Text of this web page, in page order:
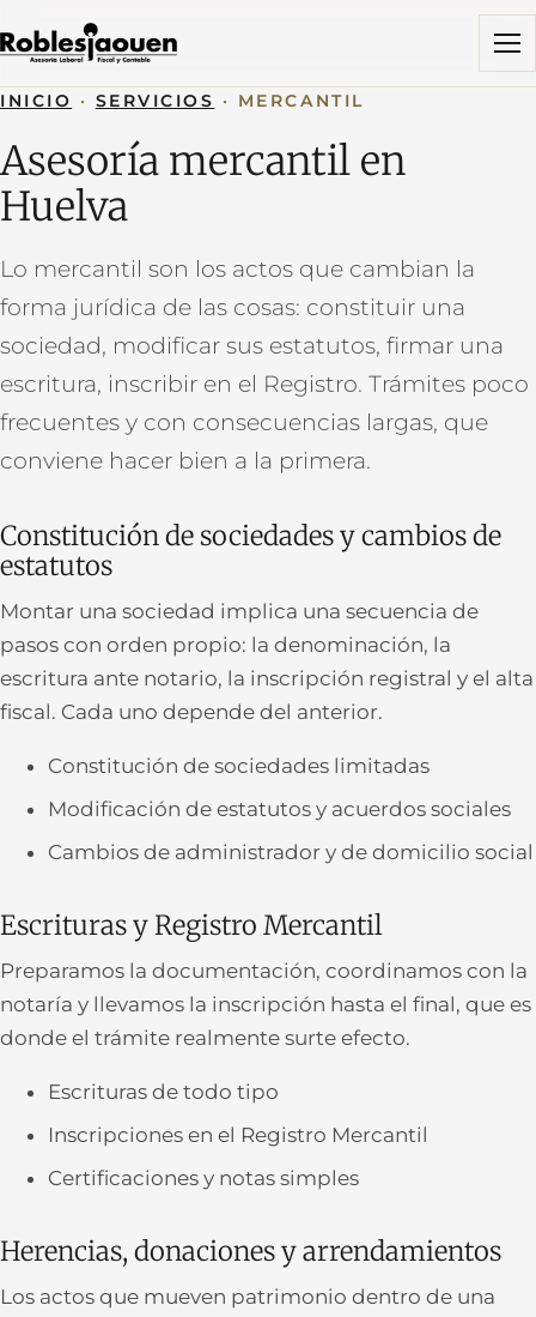
INICIO · SERVICIOS · MERCANTIL
Asesoría mercantil en
Huelva
Lo mercantil son los actos que cambian la
forma jurídica de las cosas: constituir una
sociedad, modificar sus estatutos, firmar una
escritura, inscribir en el Registro. Trámites poco
frecuentes y con consecuencias largas, que
conviene hacer bien a la primera.
Constitución de sociedades y cambios de
estatutos
Montar una sociedad implica una secuencia de
pasos con orden propio: la denominación, la
escritura ante notario, la inscripción registral y el alta
fiscal. Cada uno depende del anterior.
Constitución de sociedades limitadas
Modificación de estatutos y acuerdos sociales
Cambios de administrador y de domicilio social
Escrituras y Registro Mercantil
Preparamos la documentación, coordinamos con la
notaría y llevamos la inscripción hasta el final, que es
donde el trámite realmente surte efecto.
Escrituras de todo tipo
Inscripciones en el Registro Mercantil
Certificaciones y notas simples
Herencias, donaciones y arrendamientos
Los actos que mueven patrimonio dentro de una